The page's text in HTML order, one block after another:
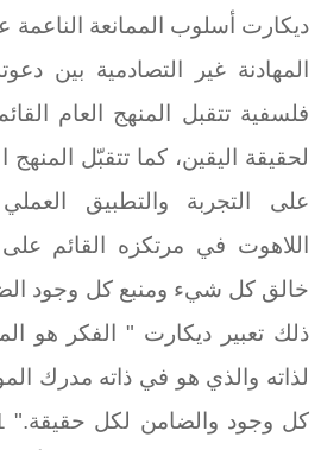
ديكارت أسلوب الممانعة
المهادنة غير التصادمية بين
فلسفية تتقبل المنهج العام
لحقيقة اليقين، كما تتقبّل المنهج
على التجربة والتطبيق
اللاهوت في مرتكزه القائم على
خالق كل شيء ومنبع كل وجود
ذلك تعبير ديكارت " الفكر هو
لذاته والذي هو في ذاته مدرك